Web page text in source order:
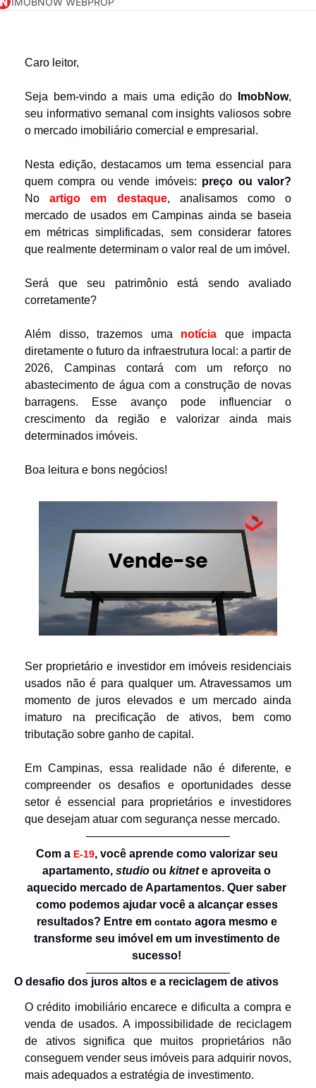
Caro leitor,
Seja bem-vindo a mais uma edição do ImobNow,
seu informativo semanal com insights valiosos sobre
o mercado imobiliário comercial e empresarial.
Nesta edição, destacamos um tema essencial para
quem compra ou vende imóveis: preço ou valor?
No artigo em destaque, analisamos como o
mercado de usados em Campinas ainda se baseia
em métricas simplificadas, sem considerar fatores
Será que seu patrimônio está sendo avaliado
corretamente?
Além disso, trazemos uma notícia que impacta
diretamente o futuro da infraestrutura local: a partir de
2026, Campinas contará com um reforço no
abastecimento de água com a construção de novas
barragens. Esse avanço pode influenciar o
crescimento da região e valorizar ainda mais
determinados imóveis.
Boa leitura e bons negócios!
Ser proprietário e investidor em imóveis residenciais
usados não é para qualquer um. Atravessamos um
momento de juros elevados e um mercado ainda
imaturo na precificação de ativos, bem como
tributação sobre ganho de capital.
Em Campinas, essa realidade não é diferente, e
compreender os desafios e oportunidades desse
setor é essencial para proprietários e investidores
que desejam atuar com segurança nesse mercado.
Com a E-19, você aprende como valorizar seu
apartamento, studio ou kitnet e aproveita o
aquecido mercado de Apartamentos. Quer saber
como podemos ajudar você a alcançar esses
resultados? Entre em contato agora mesmo e
transforme seu imóvel em um investimento de
sucesso!
O desafio dos juros altos e a reciclagem de ativos
O crédito imobiliário encarece e dificulta a compra e
venda de usados. A impossibilidade de reciclagem
de ativos significa que muitos proprietários não
conseguem vender seus imóveis para adquirir novos,
mais adequados a estratégia de investimento.